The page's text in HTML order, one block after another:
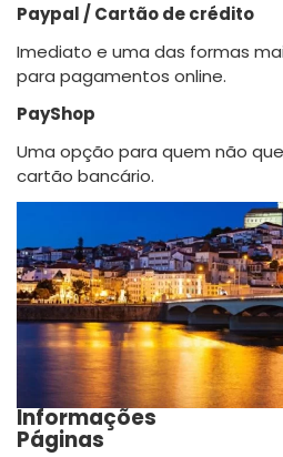
Paypal / Cartão de crédito
Imediato e uma das formas
para pagamentos online.
PayShop
Uma opção para quem não
cartão bancário.
Informações
Páginas